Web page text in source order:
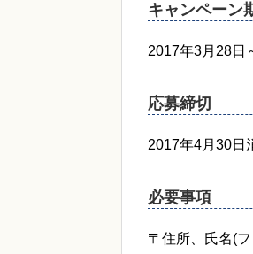
キャンペーン
2017年3月28日
応募締切
2017年4月30日
必要事項
〒住所、氏名(